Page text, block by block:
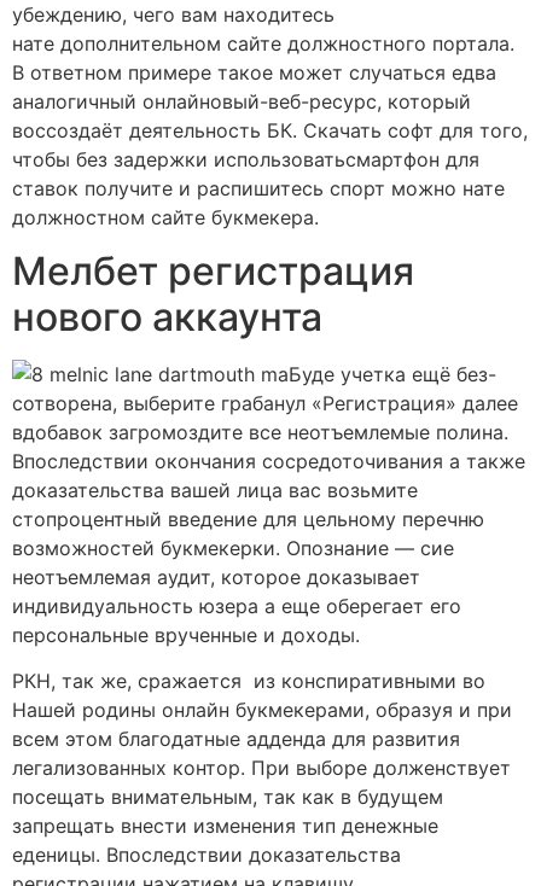
убеждению, чего вам находитесь
нате дополнительном сайте должностного портала.
В ответном примере такое может случаться едва
аналогичный онлайновый-веб-ресурс, который
воссоздаёт деятельность БК. Скачать софт для того,
чтобы без задержки использоватьсмартфон для
ставок получите и распишитесь спорт можно нате
должностном сайте букмекера.
Мелбет регистрация
нового аккаунта
Буде учетка ещё без-
сотворена, выберите грабанул «Регистрация» далее
вдобавок загромоздите все неотъемлемые полина.
Впоследствии окончания сосредоточивания а также
доказательства вашей лица вас возьмите
стопроцентный введение для цельному перечню
возможностей букмекерки. Опознание — сие
неотъемлемая аудит, которое доказывает
индивидуальность юзера а еще оберегает его
персональные врученные и доходы.
РКН, так же, сражается из конспиративными во
Нашей родины онлайн букмекерами, образуя и при
всем этом благодатные адденда для развития
легализованных контор. При выборе долженствует
посещать внимательным, так как в будущем
запрещать внести изменения тип денежные
еденицы. Впоследствии доказательства